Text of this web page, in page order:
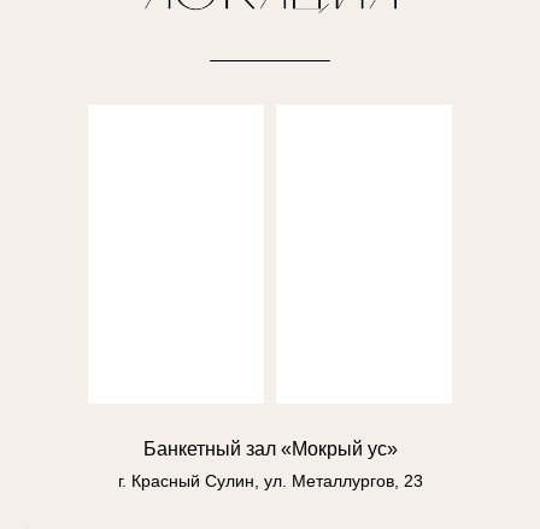
г. Красный Сулин, ул. Металлургов, 23
Банкетный зал «Мокрый ус»